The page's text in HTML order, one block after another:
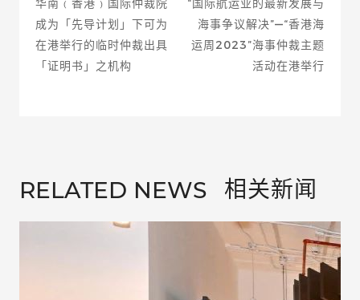
华南﹙香港﹚国际仲裁院
成为「先导计划」下可为
在港举行的临时仲裁出具
「证明书」之机构
“国际航运业的最新发展与
海事争议解决”—“香港海
运周2023”海事仲裁主题
活动在港举行
RELATED NEWS 相关新闻